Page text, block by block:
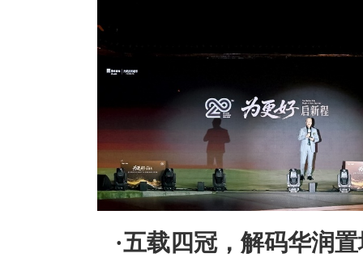
·五载四冠，解码华润